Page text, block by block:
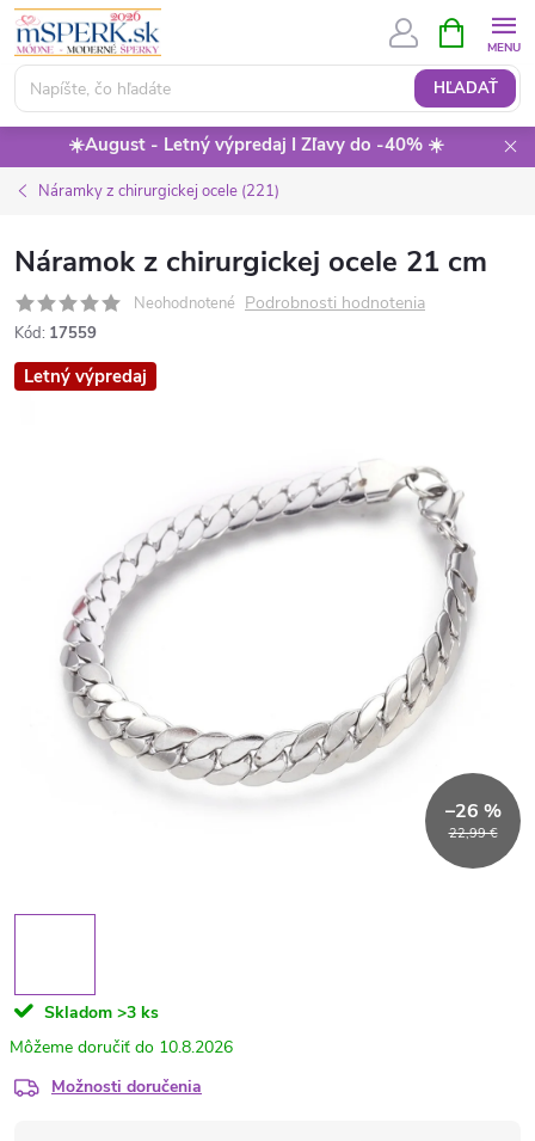
Prejsť
obsah
HĽADAŤ
KOŠÍK
☀️August - Letný výpredaj I Zľavy do -40% ☀️
Náramky z chirurgickej ocele (221)
Náramok z chirurgickej ocele 21 cm
Neohodnotené Podrobnosti hodnotenia
Kód: 17559
Letný výpredaj
22,99 €
–26 %
Skladom >3 ks
10.8.2026
Možnosti doručenia